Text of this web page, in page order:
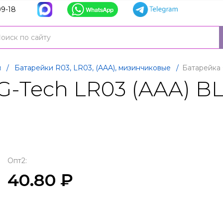
18
/ Батарейки R03, LR03, (AAA), мизинчиковые / Батарейка
Tech LR03 (AAA)
Опт2:
40.80 ₽